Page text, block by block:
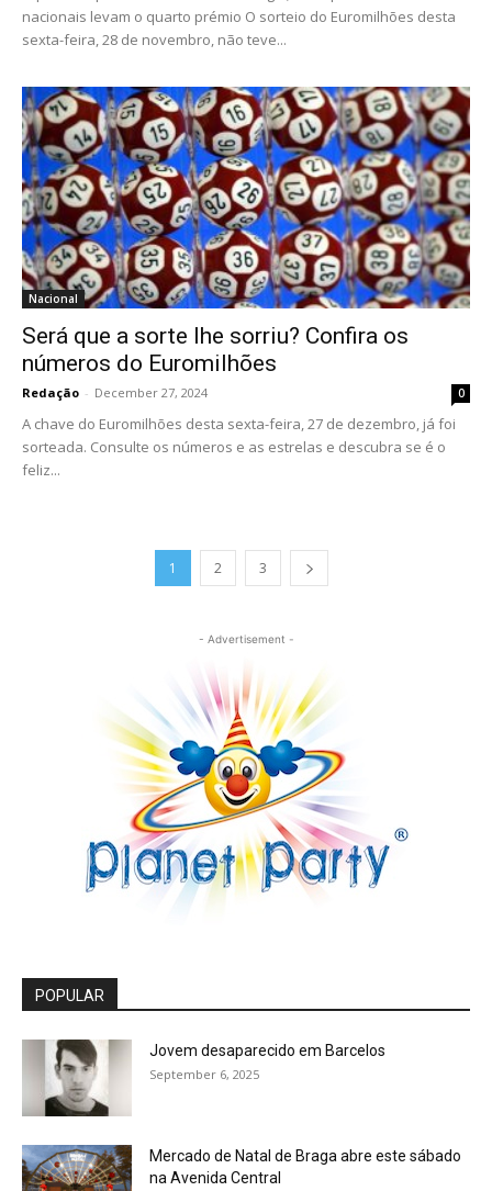
nacionais levam o quarto prémio O sorteio do Euromilhões desta
sexta-feira, 28 de novembro, não teve...
Nacional
Será que a sorte lhe sorriu? Confira os
números do Euromilhões
Redação - December 27, 2024 0
A chave do Euromilhões desta sexta-feira, 27 de dezembro, já foi
sorteada. Consulte os números e as estrelas e descubra se é o
feliz...
1 2 3
- Advertisement -
POPULAR
Jovem desaparecido em Barcelos
September 6, 2025
Mercado de Natal de Braga abre este sábado
na Avenida Central